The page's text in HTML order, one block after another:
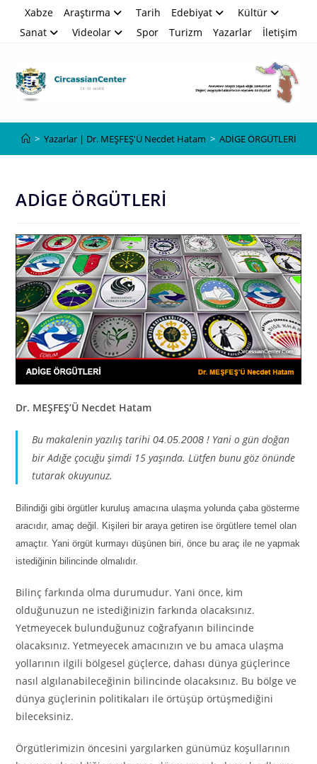
Xabze Araştırma Tarih Edebiyat
Kültür
Sanat
Videolar Spor Turizm Yazarlar İletişim
> Yazarlar | Dr. MEŞFEŞ'Ü Necdet Hatam > ADİGE ÖRGÜTLERİ
ADİGE ÖRGÜTLERİ
Dr. MEŞFEŞ’Ü Necdet Hatam
Bu makalenin yazılış tarihi04.05.2008! Yani o gün doğan
bir Adığe çocuğu şimdi 15 yaşında. Lütfen bunu göz önünde
tutarak okuyunuz.
Bilindiği gibi örgütler kuruluş amacına ulaşma yolunda çaba gösterme
aracıdır, amaç değil. Kişileri bir araya getiren ise örgütlere temel olan
amaçtır. Yani örgüt kurmayı düşünen biri, önce bu araç ile ne yapmak
istediğinin bilincinde olmalıdır.
Bilinç farkında olma durumudur. Yani önce, kim
olduğunuzun ne istediğinizin farkında olacaksınız.
Yetmeyecek bulunduğunuz coğrafyanın bilincinde
olacaksınız. Yetmeyecek amacınızın ve bu amaca ulaşma
yollarının ilgili bölgesel güçlerce, dahası dünya güçlerince
nasıl algılanabileceğinin bilincinde olacaksınız. Bu bölge ve
dünya güçlerinin politikaları ile örtüşüp örtüşmediğini
bileceksiniz.
Örgütlerimizin öncesini yargılarken günümüz koşullarının